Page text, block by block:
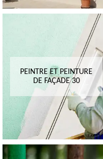
PEINTRE ET PEINTURE
DE FAÇADE 30